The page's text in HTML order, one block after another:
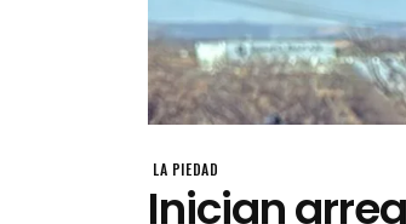
LA PIEDAD
Inician